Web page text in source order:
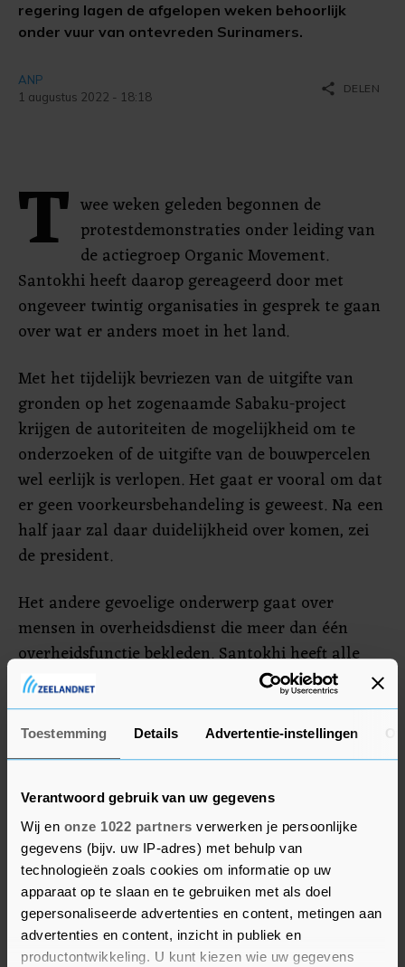
Toestemming Details Advertentie-instellingen
Verantwoord gebruik van uw gegevens
Wij en onze 1022 partners verwerken je persoonlijke
gegevens (bijv. uw IP-adres) met behulp van
technologieën zoals cookies om informatie op uw
apparaat op te slaan en te gebruiken met als doel
gepersonaliseerde advertenties en content, metingen aan
advertenties en content, inzicht in publiek en
productontwikkeling. U kunt kiezen wie uw gegevens
regering lagen de afgelopen weken behoorlijk
onder vuur van ontevreden Surinamers.
ANP
1 augustus 2022 - 18:18
share DELEN
T wee weken geleden begonnen de
protestdemonstraties onder leiding van
de actiegroep Organic Movement.
Santokhi heeft daarop gereageerd door met
ongeveer twintig organisaties in gesprek te gaan
over wat er anders moet in het land.
Met het tijdelijk bevriezen van de uitgifte van
gronden op het zogenaamde Sabaku-project
krijgen de autoriteiten de mogelijkheid om te
onderzoeken of de uitgifte van de bouwpercelen
wel eerlijk is verlopen. Het gaat er vooral om dat
er geen voorkeursbehandeling is geweest. Na een
half jaar zal daar duidelijkheid over komen, zei
de president.
Het andere gevoelige onderwerp gaat over
mensen in overheidsdienst die meer dan één
overheidsfunctie bekleden. Santokhi heeft alle
voorzitters van raden van commissarissen en
raden van bestuur opgeroepen een inventarisatie
te maken van het aantal en van de aard van de
functies die ze bekleden. Een evaluatie van hun
behouden.